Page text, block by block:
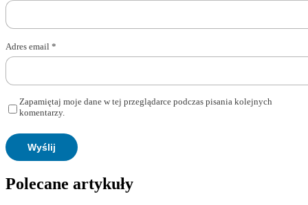
Adres email *
Zapamiętaj moje dane w tej przeglądarce podczas pisania kolejnych
komentarzy.
Polecane artykuły